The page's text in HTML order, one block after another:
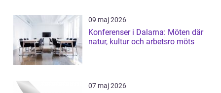
09 maj 2026
Konferenser i Dalarna: Möten där
natur, kultur och arbetsro möts
07 maj 2026